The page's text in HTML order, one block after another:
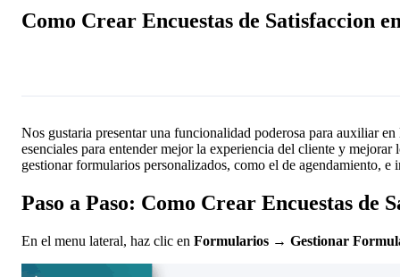
Como Crear Encuestas de Satisfaccion
Nos gustaria presentar una funcionalidad poderosa para auxiliar
esenciales para entender mejor la experiencia del cliente y
gestionar formularios personalizados, como el de agendamiento,
Paso a Paso: Como Crear Encuestas de
En el menu lateral, haz clic en Formularios → Gestionar